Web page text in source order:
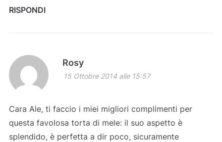
RISPONDI
Rosy
15 Ottobre 2014 alle 15:57
Cara Ale, ti faccio i miei migliori complimenti per
questa favolosa torta di mele: il suo aspetto è
splendido, è perfetta a dir poco, sicuramente